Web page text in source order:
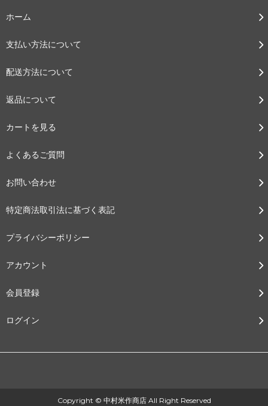
ホーム
支払い方法について
配送方法について
返品について
カートを見る
よくあるご質問
お問い合わせ
特定商法取引法に基づく表記
プライバシーポリシー
アカウント
会員登録
ログイン
Copyright © 中村米作商店 All Right Reserved